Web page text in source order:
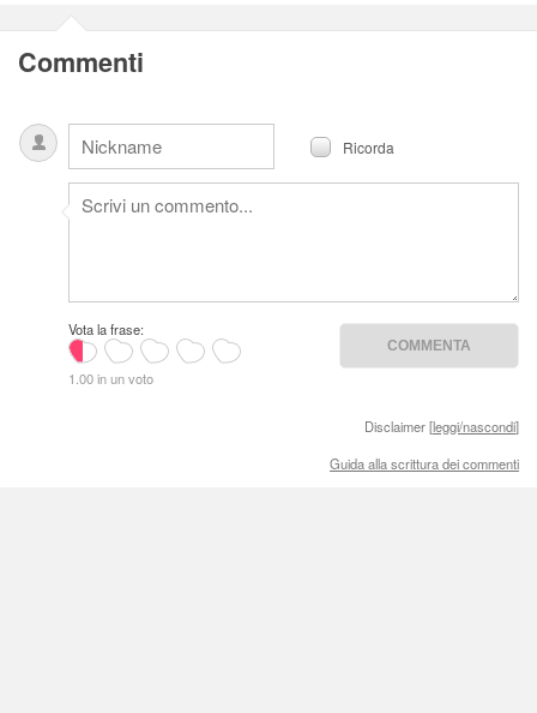
Commenti
Ricorda
Vota la frase:
1.00 in un voto
Disclaimer [leggi/nascondi]
Guida alla scrittura dei commenti